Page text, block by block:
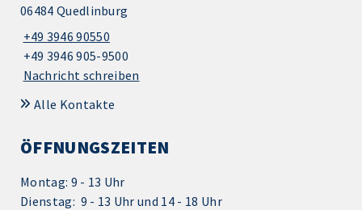
06484 Quedlinburg
+49 3946 90550
+49 3946 905-9500
Nachricht schreiben
Alle Kontakte
ÖFFNUNGSZEITEN
Montag: 9 - 13 Uhr
Dienstag: 9 - 13 Uhr und 14 - 18 Uhr